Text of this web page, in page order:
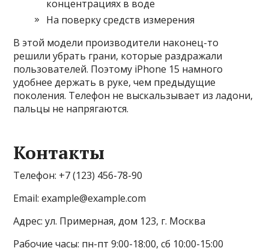
концентрациях в воде
На поверку средств измерения
В этой модели производители наконец-то
решили убрать грани, которые раздражали
пользователей. Поэтому iPhone 15 намного
удобнее держать в руке, чем предыдущие
поколения. Телефон не выскальзывает из ладони,
пальцы не напрягаются.
Контакты
Телефон: +7 (123) 456-78-90
Email: example@example.com
Адрес: ул. Примерная, дом 123, г. Москва
Рабочие часы: пн-пт 9:00-18:00, сб 10:00-15:00